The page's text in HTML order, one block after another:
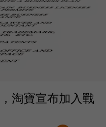
淘寶宣布加入戰